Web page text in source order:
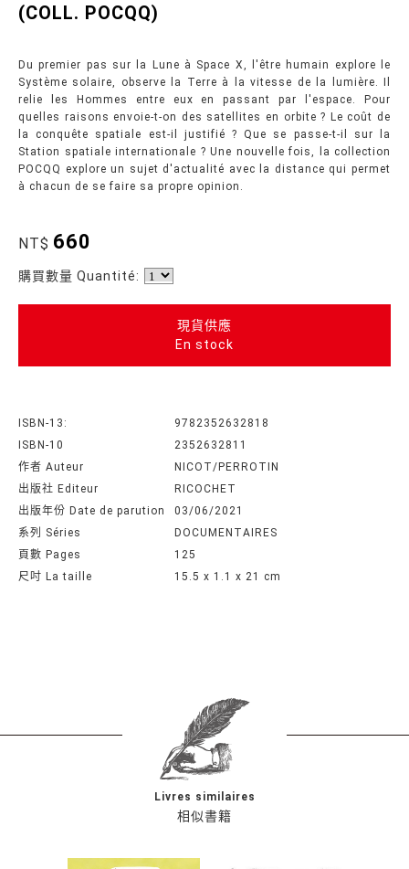
(COLL. POCQQ)
Du premier pas sur la Lune à Space X, l'être humain explore le
Système solaire, observe la Terre à la vitesse de la lumière. Il
relie les Hommes entre eux en passant par l'espace. Pour
quelles raisons envoie-t-on des satellites en orbite ? Le coût de
la conquête spatiale est-il justifié ? Que se passe-t-il sur la
Station spatiale internationale ? Une nouvelle fois, la collection
POCQQ explore un sujet d'actualité avec la distance qui permet
à chacun de se faire sa propre opinion.
NT$ 660
購買數量 Quantité:
現貨供應
En stock
ISBN-13:
9782352632818
ISBN-10
2352632811
作者 Auteur
NICOT/PERROTIN
出版社 Editeur
RICOCHET
出版年份 Date de parution
03/06/2021
系列 Séries
DOCUMENTAIRES
頁數 Pages
125
尺吋 La taille
15.5 x 1.1 x 21 cm
相似書籍
Livres similaires